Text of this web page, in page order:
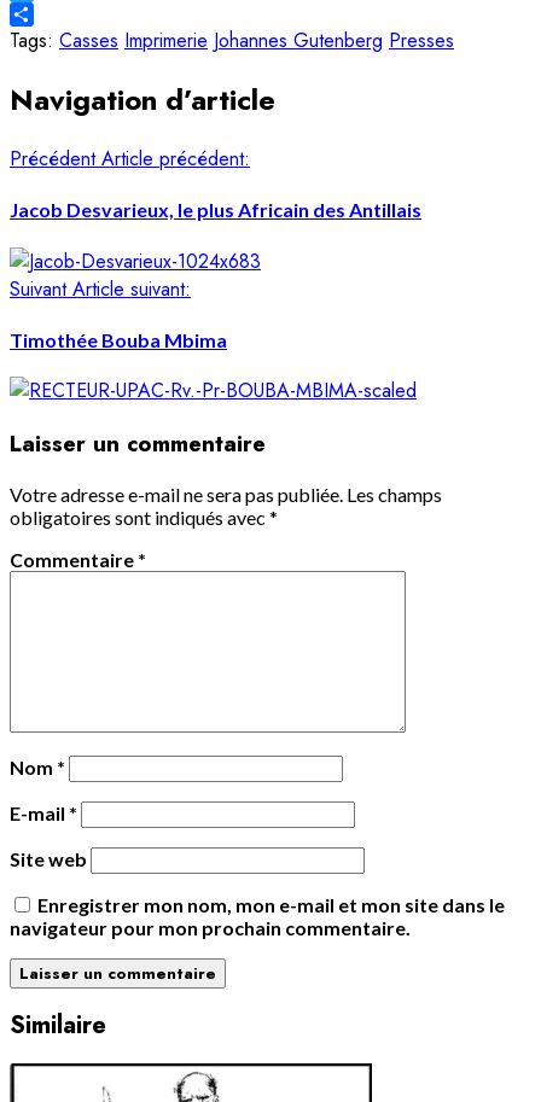
Twitter
Share
Tags: Casses Imprimerie Johannes Gutenberg Presses
Navigation d’article
Précédent Article précédent:
Jacob Desvarieux, le plus Africain des Antillais
Suivant Article suivant:
Timothée Bouba Mbima
Laisser un commentaire
Votre adresse e-mail ne sera pas publiée. Les champs
obligatoires sont indiqués avec *
Commentaire *
Nom *
E-mail *
Site web
Enregistrer mon nom, mon e-mail et mon site dans le
navigateur pour mon prochain commentaire.
Similaire